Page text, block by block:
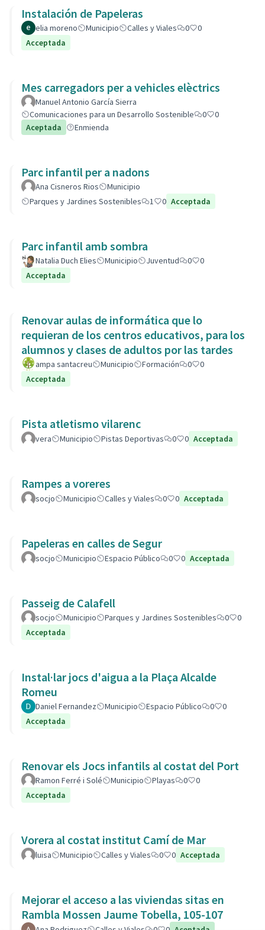
Instalación de Papeleras
elia moreno Municipio Calles y Viales 0
0
Acceptada
Mes carregadors per a vehicles elèctrics
Manuel Antonio García Sierra
Comunicaciones para un Desarrollo Sostenible
0
0
Aceptada
Enmienda
Parc infantil per a nadons
Ana Cisneros Rios
Municipio
Parques y Jardines Sostenibles
1 0 Acceptada
Parc infantil amb sombra
Natalia Duch Elies Municipio Juventud 0
0
Acceptada
Renovar aulas de informática que lo
requieran de los centros educativos, para los
alumnos y clases de adultos por las tardes
ampa santacreu Municipio Formación 0
0
Acceptada
Pista atletismo vilarenc
vera Municipio Pistas Deportivas 0 0 Acceptada
Rampes a voreres
socjo Municipio Calles y Viales 0 0 Acceptada
Papeleras en calles de Segur
socjo Municipio Espacio Público 0 0 Acceptada
Passeig de Calafell
socjo Municipio Parques y Jardines Sostenibles 0
0
Acceptada
Instal·lar jocs d'aigua a la Plaça Alcalde
Romeu
Daniel Fernandez Municipio Espacio Público 0
0
Acceptada
Renovar els Jocs infantils al costat del Port
Ramon Ferré i Solé Municipio Playas 0
0
Acceptada
Vorera al costat institut Camí de Mar
luisa Municipio Calles y Viales 0 0 Acceptada
Mejorar el acceso a las viviendas sitas en
Rambla Mossen Jaume Tobella, 105-107